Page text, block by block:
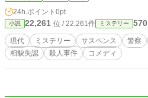
けで正体を暴かれる。 ✘１話完結です。
24h.ポイント 0pt
小説 22,261 位 / 22,261件 ミステリー 570
現代 ミステリー サスペンス 警察
相貌失認
殺人事件 コメディ